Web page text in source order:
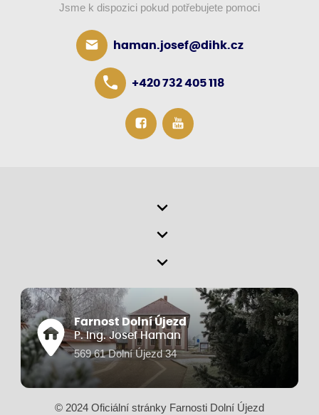
Jsme k dispozici pokud potřebujete pomoci
haman.josef@dihk.cz
+420 732 405 118
Farnost Dolní Újezd
P. Ing. Josef Haman
569 61 Dolní Újezd 34
© 2024 Oficiální stránky Farnosti Dolní Újezd